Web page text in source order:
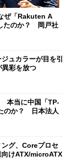
ぜ「Rakuten A
たのか？ 岡戸社
ュカラーが目を引
異彩を放つ
本当に中国「TP-
のか？ 日本法人
グ、Coreプロセ
向けATX/microATX